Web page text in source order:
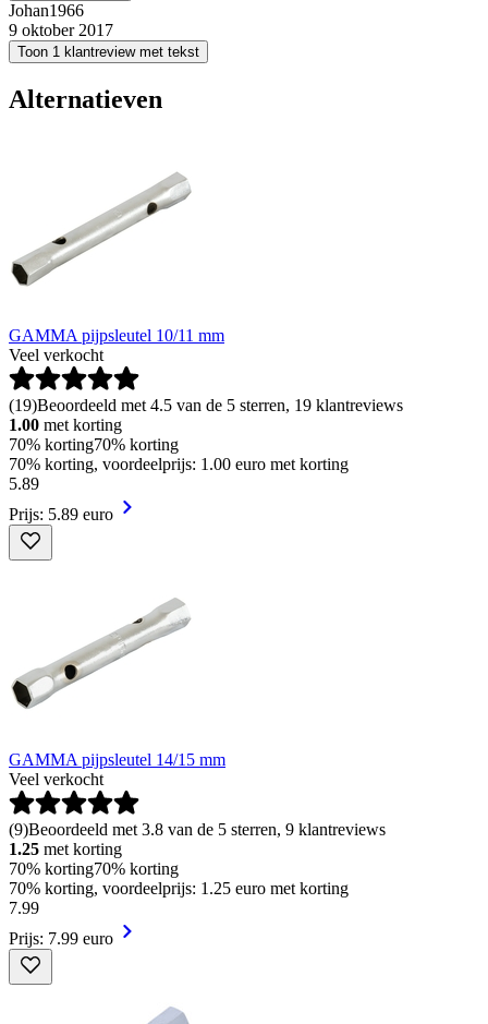
Johan1966
9 oktober 2017
Toon 1 klantreview met tekst
Alternatieven
GAMMA pijpsleutel 10/11 mm
Veel verkocht
(19)Beoordeeld met 4.5 van de 5 sterren, 19 klantreviews
1.00 met korting
70% korting70% korting
70% korting, voordeelprijs: 1.00 euro met korting
5.89
Prijs: 5.89 euro
GAMMA pijpsleutel 14/15 mm
Veel verkocht
(9)Beoordeeld met 3.8 van de 5 sterren, 9 klantreviews
1.25 met korting
70% korting70% korting
70% korting, voordeelprijs: 1.25 euro met korting
7.99
Prijs: 7.99 euro